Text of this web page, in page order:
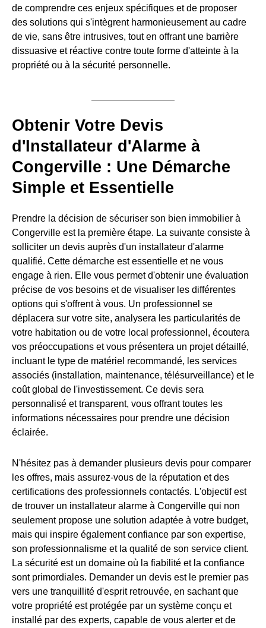
de comprendre ces enjeux spécifiques et de proposer
des solutions qui s'intègrent harmonieusement au cadre
de vie, sans être intrusives, tout en offrant une barrière
dissuasive et réactive contre toute forme d'atteinte à la
propriété ou à la sécurité personnelle.
Obtenir Votre Devis
d'Installateur d'Alarme à
Congerville : Une Démarche
Simple et Essentielle
Prendre la décision de sécuriser son bien immobilier à
Congerville est la première étape. La suivante consiste à
solliciter un devis auprès d'un installateur d'alarme
qualifié. Cette démarche est essentielle et ne vous
engage à rien. Elle vous permet d'obtenir une évaluation
précise de vos besoins et de visualiser les différentes
options qui s'offrent à vous. Un professionnel se
déplacera sur votre site, analysera les particularités de
votre habitation ou de votre local professionnel, écoutera
vos préoccupations et vous présentera un projet détaillé,
incluant le type de matériel recommandé, les services
associés (installation, maintenance, télésurveillance) et le
coût global de l'investissement. Ce devis sera
personnalisé et transparent, vous offrant toutes les
informations nécessaires pour prendre une décision
éclairée.
N'hésitez pas à demander plusieurs devis pour comparer
les offres, mais assurez-vous de la réputation et des
certifications des professionnels contactés. L'objectif est
de trouver un installateur alarme à Congerville qui non
seulement propose une solution adaptée à votre budget,
mais qui inspire également confiance par son expertise,
son professionnalisme et la qualité de son service client.
La sécurité est un domaine où la fiabilité et la confiance
sont primordiales. Demander un devis est le premier pas
vers une tranquillité d'esprit retrouvée, en sachant que
votre propriété est protégée par un système conçu et
installé par des experts, capable de vous alerter et de